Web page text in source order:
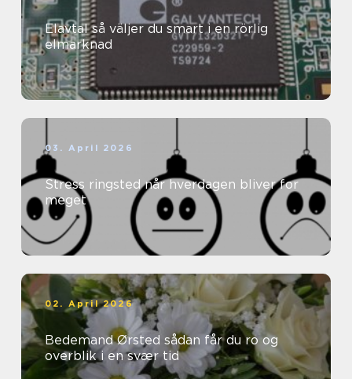
Elavtal så väljer du smart i en rörlig
elmarknad
03. April 2026
Stress ringsted når hverdagen bliver for
meget
02. April 2026
Bedemand Ørsted sådan får du ro og
overblik i en svær tid